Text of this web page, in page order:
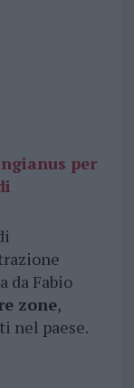
per
da Fabio
zone,
nel paese.